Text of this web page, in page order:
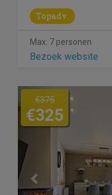
Topadv.
Max. 7 personen
Bezoek website
Previous
€375
€325